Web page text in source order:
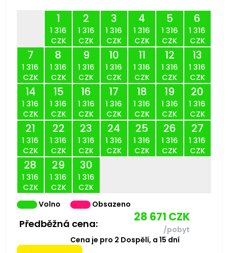
1
1 316
CZK
2
1 316
CZK
3
1 316
CZK
4
1 316
CZK
5
1 316
CZK
6
1 316
CZK
7
1 316
CZK
8
1 316
CZK
9
1 316
CZK
10
1 316
CZK
11
1 316
CZK
12
1 316
CZK
13
1 316
CZK
14
1 316
CZK
15
1 316
CZK
16
1 316
CZK
17
1 316
CZK
18
1 316
CZK
19
1 316
CZK
20
1 316
CZK
21
1 316
CZK
22
1 316
CZK
23
1 316
CZK
24
1 316
CZK
25
1 316
CZK
26
1 316
CZK
27
1 316
CZK
28
1 316
CZK
29
1 316
CZK
30
1 316
CZK
Volno
Obsazeno
Předběžná cena: 28 671 CZK
/pobyt
Cena je pro 2 Dospělí, a 15 dní